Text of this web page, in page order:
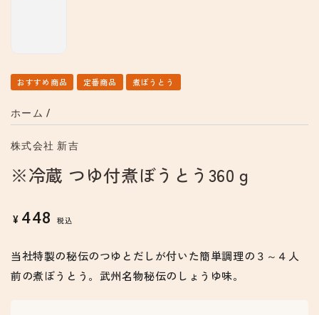
おすすめ商品 定番商品 煮ぼうとう
ホーム /
株式会社 新吉
※冷蔵 つゆ付煮ぼうとう360ｇ
定
¥ 448 税込
当社特製の秘伝のつゆとだしが付いた簡単調理の３～４人
前の煮ぼうとう。武州名物秘伝のしょうゆ味。